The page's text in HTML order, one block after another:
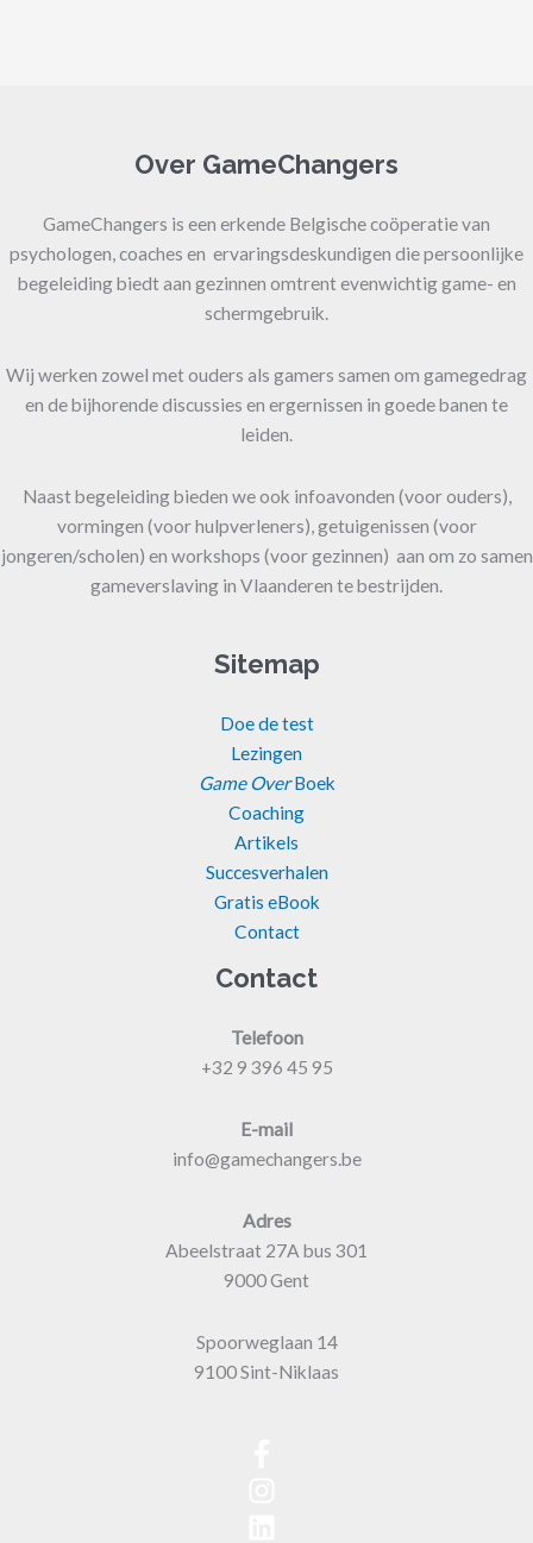
Over GameChangers
GameChangers is een erkende Belgische coöperatie van
psychologen, coaches en ervaringsdeskundigen die persoonlijke
begeleiding biedt aan gezinnen omtrent evenwichtig game- en
schermgebruik.
Wij werken zowel met ouders als gamers samen om gamegedrag
en de bijhorende discussies en ergernissen in goede banen te
leiden.
Naast begeleiding bieden we ook infoavonden (voor ouders),
vormingen (voor hulpverleners), getuigenissen (voor
jongeren/scholen) en workshops (voor gezinnen) aan om zo samen
gameverslaving in Vlaanderen te bestrijden.
Sitemap
Doe de test
Lezingen
Game OverBoek
Coaching
Artikels
Succesverhalen
Gratis eBook
Contact
Contact
Telefoon
+32 9 396 45 95
E-mail
info@gamechangers.be
Adres
Abeelstraat 27A bus 301
9000 Gent
Spoorweglaan 14
9100 Sint-Niklaas